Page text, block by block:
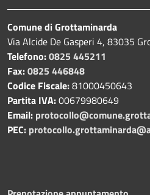
Comune di Grottaminarda
Via Alcide De Gasperi 4, 83035
Telefono:0825 445211
Fax:0825 446848
Codice Fiscale:81000450643
Partita IVA:00679980649
Email:
PEC: